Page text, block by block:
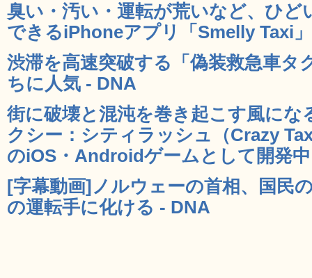
臭い・汚い・運転が荒いなど、ひど
できるiPhoneアプリ「Smelly Taxi
渋滞を高速突破する「偽装救急車タ
ちに人気 - DNA
街に破壊と混沌を巻き起こす風にな
クシー：シティラッシュ（Crazy
のiOS・Androidゲームとして開発
[字幕動画]ノルウェーの首相、国民
の運転手に化ける - DNA